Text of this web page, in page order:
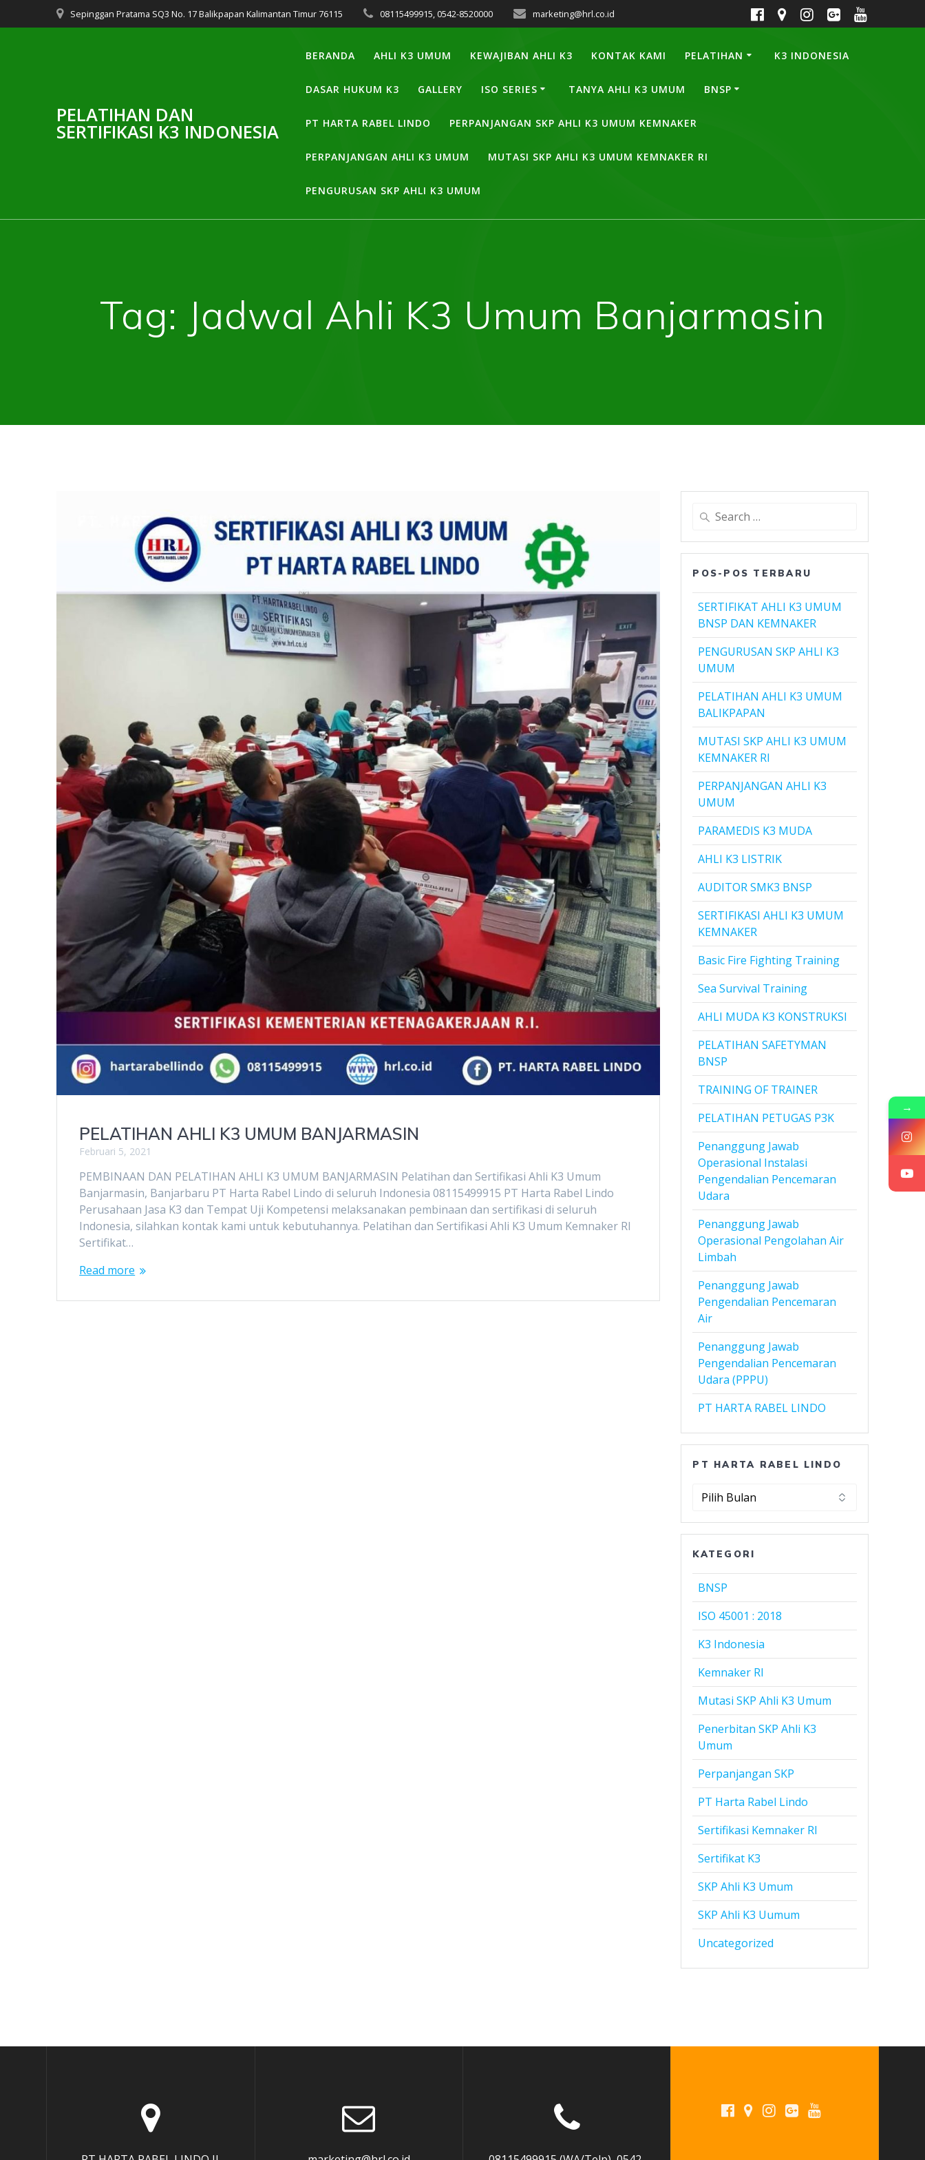
to
Sepinggan Pratama SQ3 No. 17 Balikpapan Kalimantan Timur 76115 08115499915, 0542-8520000 marketing@hrl.co.id
PELATIHAN DAN
SERTIFIKASI K3 INDONESIA
BERANDA AHLI K3 UMUM KEWAJIBAN AHLI K3 KONTAK KAMI PELATIHAN K3 INDONESIA
DASAR HUKUM K3 GALLERY ISO SERIES TANYA AHLI K3 UMUM BNSP
PT HARTA RABEL LINDO PERPANJANGAN SKP AHLI K3 UMUM KEMNAKER
PERPANJANGAN AHLI K3 UMUM MUTASI SKP AHLI K3 UMUM KEMNAKER RI
PENGURUSAN SKP AHLI K3 UMUM
Tag: Jadwal Ahli K3 Umum Banjarmasin
PELATIHAN AHLI K3 UMUM BANJARMASIN
Februari 5, 2021
PEMBINAAN DAN PELATIHAN AHLI K3 UMUM BANJARMASIN Pelatihan dan Sertifikasi Ahli K3 Umum
Banjarmasin, Banjarbaru PT Harta Rabel Lindo di seluruh Indonesia 08115499915 PT Harta Rabel Lindo
Perusahaan Jasa K3 dan Tempat Uji Kompetensi melaksanakan pembinaan dan sertifikasi di seluruh
Indonesia, silahkan kontak kami untuk kebutuhannya. Pelatihan dan Sertifikasi Ahli K3 Umum Kemnaker RI
Sertifikat…
Read more
Search
POS-POS TERBARU
SERTIFIKAT AHLI K3 UMUM
BNSP DAN KEMNAKER
PENGURUSAN SKP AHLI K3
UMUM
PELATIHAN AHLI K3 UMUM
BALIKPAPAN
MUTASI SKP AHLI K3 UMUM
KEMNAKER RI
PERPANJANGAN AHLI K3
UMUM
PARAMEDIS K3 MUDA
AHLI K3 LISTRIK
AUDITOR SMK3 BNSP
SERTIFIKASI AHLI K3 UMUM
KEMNAKER
Basic Fire Fighting Training
Sea Survival Training
AHLI MUDA K3 KONSTRUKSI
PELATIHAN SAFETYMAN
BNSP
TRAINING OF TRAINER
PELATIHAN PETUGAS P3K
Penanggung Jawab
Operasional Instalasi
Pengendalian Pencemaran
Udara
Penanggung Jawab
Operasional Pengolahan Air
Limbah
Penanggung Jawab
Pengendalian Pencemaran
Air
Penanggung Jawab
Pengendalian Pencemaran
Udara (PPPU)
PT HARTA RABEL LINDO
PT HARTA RABEL LINDO
PT
Rabel
KATEGORI
BNSP
ISO 45001 : 2018
K3 Indonesia
Kemnaker RI
Mutasi SKP Ahli K3 Umum
Penerbitan SKP Ahli K3
Umum
Perpanjangan SKP
PT Harta Rabel Lindo
Sertifikasi Kemnaker RI
Sertifikat K3
SKP Ahli K3 Umum
SKP Ahli K3 Uumum
Uncategorized
→